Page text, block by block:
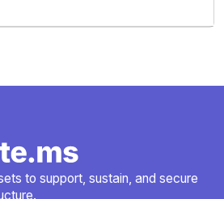
to support, sustain, and secure